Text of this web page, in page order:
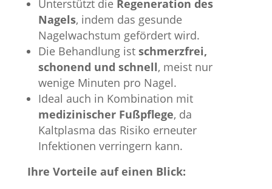
Unterstützt die Regeneration des
Nagels, indem das gesunde
Nagelwachstum gefördert wird.
Die Behandlung ist schmerzfrei,
schonend und schnell, meist nur
wenige Minuten pro Nagel.
Ideal auch in Kombination mit
medizinischer Fußpflege, da
Kaltplasma das Risiko erneuter
Infektionen verringern kann.
Ihre Vorteile auf einen Blick: